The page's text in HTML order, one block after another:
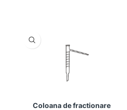
Coloana de fractionare